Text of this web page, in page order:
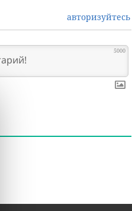
авторизуйтесь
5000